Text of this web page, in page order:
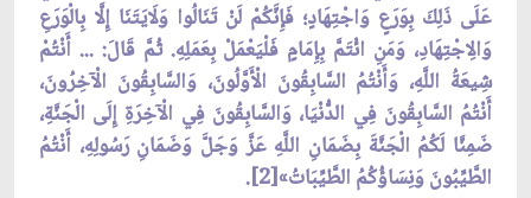
عَلَى ذَلِكَ بِوَرَعٍ وَاجْتِهَادٍ؛ فَإِنَّكُمْ لَنْ تَنَالُوا وَلَايَتَنَا إِلَّا بِالْوَرَعِ
وَالِاجْتِهَادِ، وَمَنِ ائْتَمَّ بِإِمَامٍ فَلْيَعْمَلْ بِعَمَلِهِ. ثُمَّ قَالَ: ... أَنْتُمْ
شِيعَةُ اللَّهِ، وَأَنْتُمُ السَّابِقُونَ الْأَوَّلُونَ، وَالسَّابِقُونَ الْآخِرُونَ،
أَنْتُمُ السَّابِقُونَ فِي الدُّنْيَا، وَالسَّابِقُونَ فِي الْآخِرَةِ إِلَى الْجَنَّةِ،
ضَمِنَّا لَكُمُ الْجَنَّةَ بِضَمَانِ اللَّهِ عَزَّ وَجَلَّ وَضَمَانِ رَسُولِهِ، أَنْتُمُ
الطَّيِّبُونَ وَنِسَاؤُكُمُ الطَّيِّبَاتُ»[2].